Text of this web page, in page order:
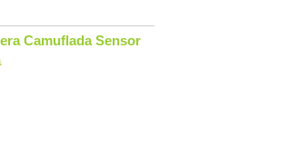
Camuflada Sensor